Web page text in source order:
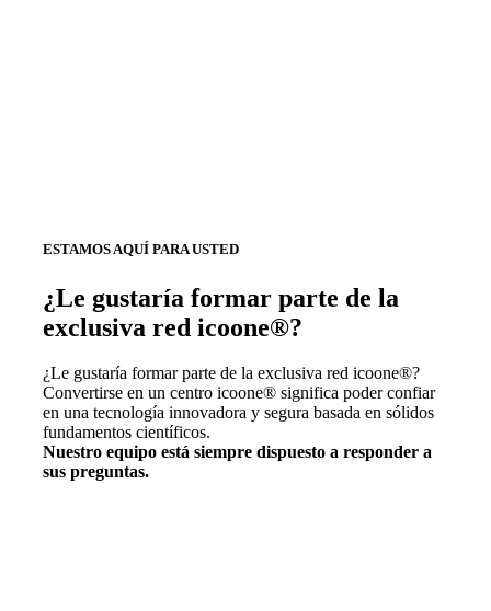
ESTAMOS AQUÍ PARA USTED
¿Le gustaría formar parte de la
exclusiva red icoone®?
¿Le gustaría formar parte de la exclusiva red icoone®?
Convertirse en un centro icoone® significa poder confiar
en una tecnología innovadora y segura basada en sólidos
fundamentos científicos.
Nuestro equipo está siempre dispuesto a responder a
sus preguntas.